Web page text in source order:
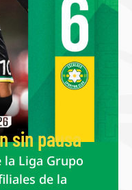
sin pausa
Liga Grupo
de la